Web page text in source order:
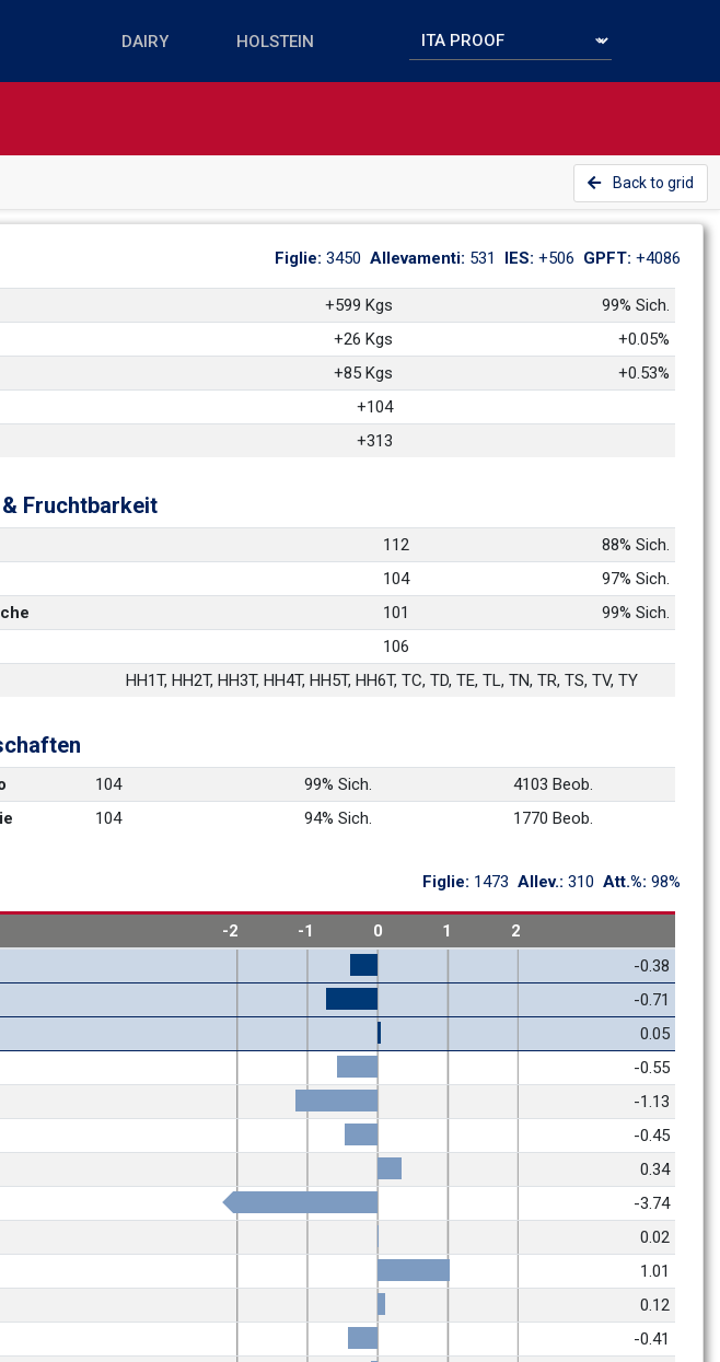
Back to grid
Figlie: 3450 Allevamenti: 531 IES: +506 GPFT: +4086
+599 Kgs
99% Sich.
+26 Kgs
+0.05%
+85 Kgs
+0.53%
+104
+313
Fruchtbarkeit
112
88% Sich.
104
97% Sich.
101
99% Sich.
106
HH1T, HH2T, HH3T, HH4T, HH5T, HH6T, TC, TD, TE, TL, TN, TR, TS, TV, TY
104 99% Sich.
4103 Beob.
104 94% Sich. 1770 Beob.
Figlie: 1473 Allev.: 310 Att.%: 98%
-2 -1 0 1
2
-0.38
-0.71
0.05
-0.55
-1.13
-0.45
0.34
-3.74
0.02
1.01
0.12
-0.41